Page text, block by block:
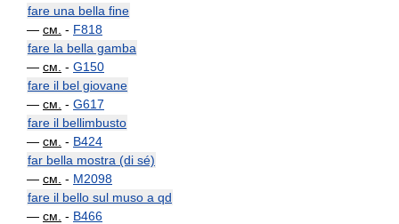
fare una bella fine
— см. - F818
fare la bella gamba
— см. - G150
fare il bel giovane
— см. - G617
fare il bellimbusto
— см. - B424
far bella mostra (di sé)
— см. - M2098
fare il bello sul muso a qd
— см. - B466